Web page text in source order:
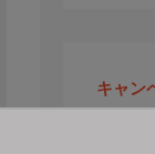
キャン